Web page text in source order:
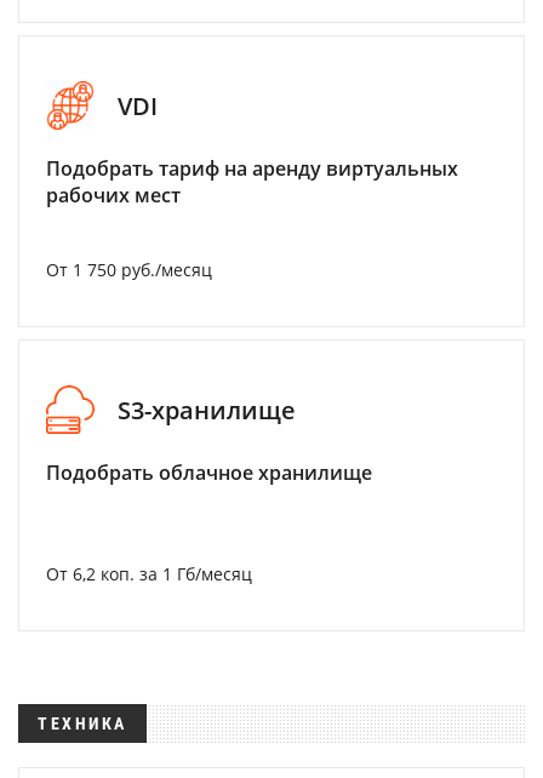
VDI
Подобрать тариф на аренду виртуальных
рабочих мест
От 1 750 руб./месяц
S3-хранилище
Подобрать облачное хранилище
От 6,2 коп. за 1 Гб/месяц
ТЕХНИКА